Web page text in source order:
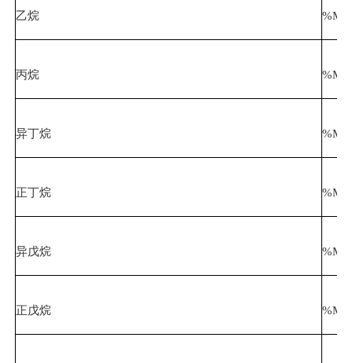
乙烷 %Mol
丙烷 %Mol
异丁烷 %Mol
正丁烷 %Mol
异戊烷 %Mol
正戊烷 %Mol